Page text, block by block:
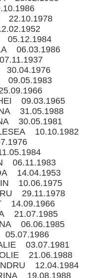
22.10.1978
05.12.1984
06.03.1986
30.04.1976
09.05.1983
09.03.1965
31.05.1988
30.05.1981
10.10.1982
06.11.1983
14.04.1953
10.06.1975
29.11.1978
14.09.1966
21.07.1985
06.06.1985
05.07.1986
03.07.1981
21.06.1988
12.04.1984
19.08.1988